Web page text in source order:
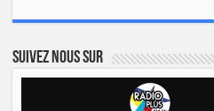
Suivez nous sur